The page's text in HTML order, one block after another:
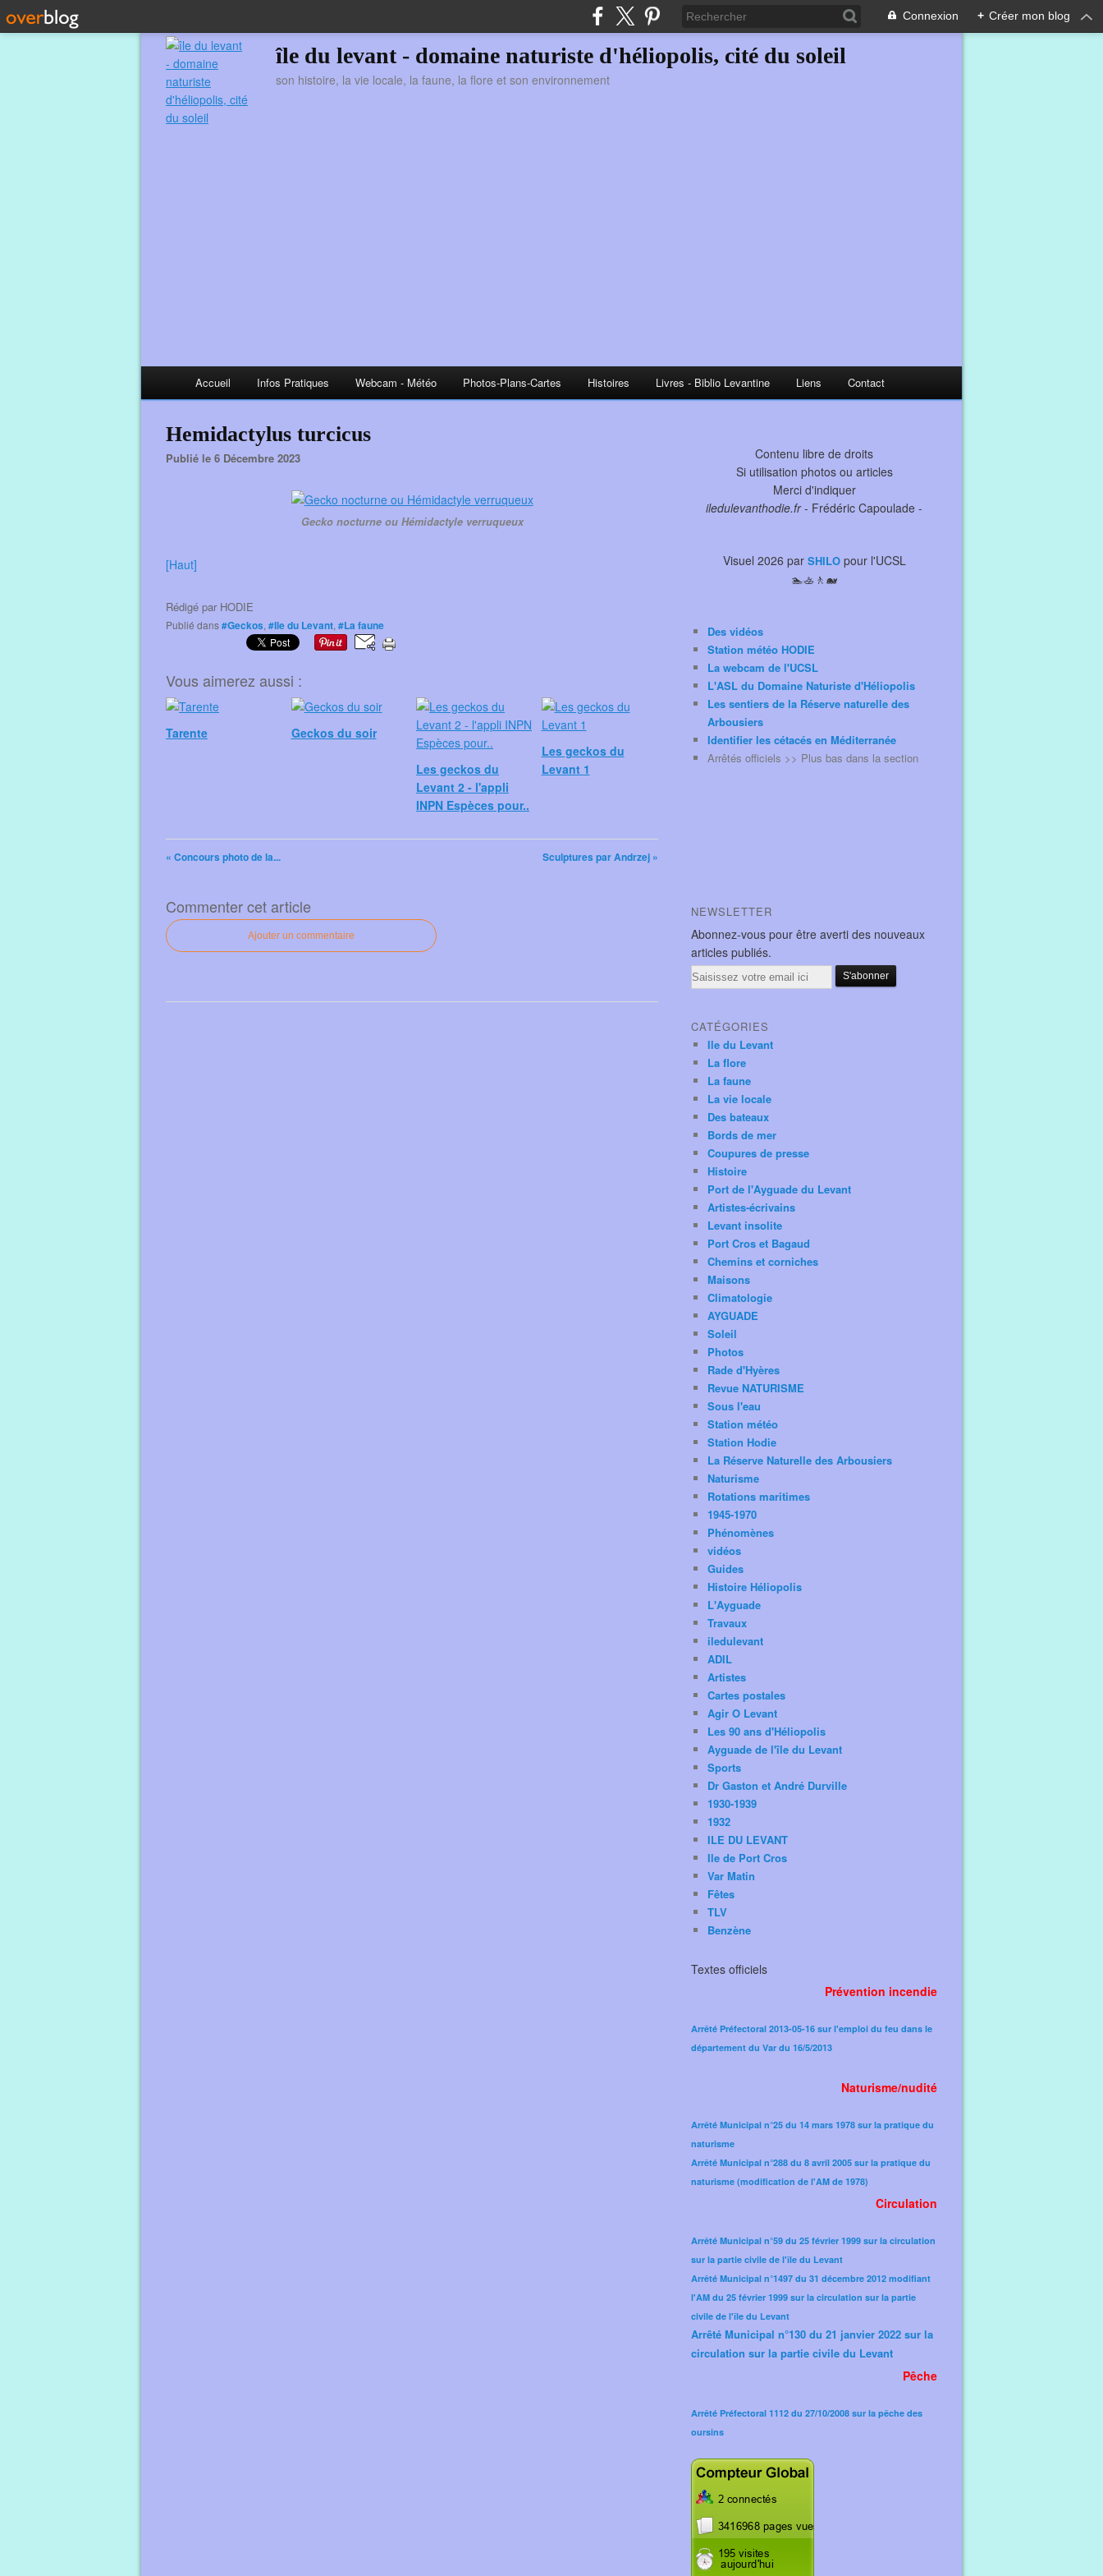
Connexion + Créer mon blog
île du levant - domaine naturiste d'héliopolis, cité du soleil
son histoire, la vie locale, la faune, la flore et son environnement
Accueil Infos Pratiques Webcam - Météo Photos-Plans-Cartes Histoires Livres - Biblio Levantine Liens Contact
Hemidactylus turcicus
Publié le 6 Décembre 2023
Gecko nocturne ou Hémidactyle verruqueux
[Haut]
Rédigé par HODIE
Publié dans#Geckos, #Ile du Levant, #La faune
Vous aimerez aussi :
Tarente Geckos du soir
Les geckos du
Levant 2 - l'appli
INPN Espèces pour..
Les geckos du
Levant 1
« Concours photo de la... Sculptures par Andrzej »
Commenter cet article
Ajouter un commentaire
Contenu libre de droits
Si utilisation photos ou articles
Merci d'indiquer
iledulevanthodie.fr- Frédéric Capoulade -
Visuel 2026 par SHILOpour l'UCSL
🏊🚣🚶🐋
Des vidéos
Station météo HODIE
La webcam de l'UCSL
L'ASL du Domaine Naturiste d'Héliopolis
Les sentiers de la Réserve naturelle des
Arbousiers
Identifier les cétacés en Méditerranée
Arrêtés officiels >> Plus bas dans la section
NEWSLETTER
Abonnez-vous pour être averti des nouveaux
articles publiés.
Email
CATÉGORIES
Ile du Levant
La flore
La faune
La vie locale
Des bateaux
Bords de mer
Coupures de presse
Histoire
Port de l'Ayguade du Levant
Artistes-écrivains
Levant insolite
Port Cros et Bagaud
Chemins et corniches
Maisons
Climatologie
AYGUADE
Soleil
Photos
Rade d'Hyères
Revue NATURISME
Sous l'eau
Station météo
Station Hodie
La Réserve Naturelle des Arbousiers
Naturisme
Rotations maritimes
1945-1970
Phénomènes
vidéos
Guides
Histoire Héliopolis
L'Ayguade
Travaux
iledulevant
ADIL
Artistes
Cartes postales
Agir O Levant
Les 90 ans d'Héliopolis
Ayguade de l'île du Levant
Sports
Dr Gaston et André Durville
1930-1939
1932
ILE DU LEVANT
Ile de Port Cros
Var Matin
Fêtes
TLV
Benzène
Textes officiels
Prévention incendie
Arrêté Préfectoral 2013-05-16 sur l'emploi du feu dans le
département du Var du 16/5/2013
Naturisme/nudité
Arrêté Municipal n°25 du 14 mars 1978 sur la pratique du
naturisme
Arrêté Municipal n°288 du 8 avril 2005 sur la pratique du
naturisme (modification de l'AM de 1978)​
Circulation
Arrêté Municipal n°59 du 25 février 1999 sur la circulation
sur la partie civile de l'île du Levant
Arrêté Municipal n°1497 du 31 décembre 2012 modifiant
l'AM du 25 février 1999 sur la circulation sur la partie
civile de l'île du Levant
Arrêté Municipal n°130 du 21 janvier 2022 sur la
circulation sur la partie civile du Levant
Pêche
Arrêté Préfectoral 1112 du 27/10/2008 sur la pêche des
oursins